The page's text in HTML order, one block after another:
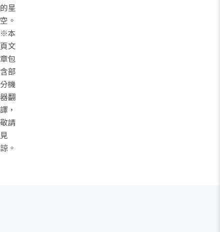
的星
空。
※本
頁文
章包
含部
分機
器翻
譯，
敬請
見
諒。